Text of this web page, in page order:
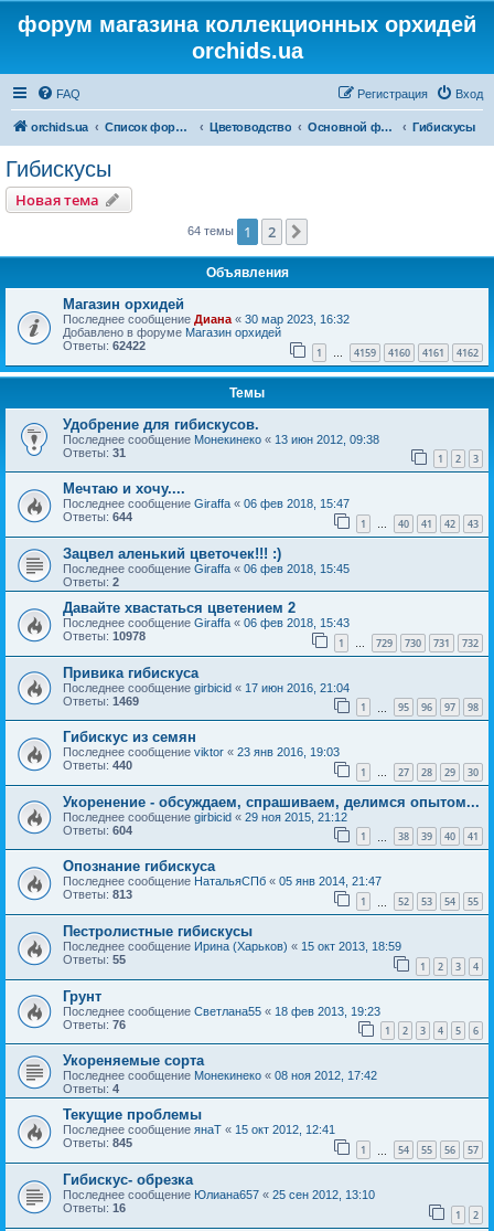
форум магазина коллекционных орхидей
orchids.ua
FAQ Вход
Регистрация
orchids.ua Список форумов Цветоводство Основной форум Гибискусы
Гибискусы
Новая тема
64 темы 1 2
Объявления
Магазин орхидей
Последнее сообщение Диана « 30 мар 2023, 16:32
Добавлено в форуме Магазин орхидей
Ответы: 62422 1 … 4159 4160 4161 4162
Темы
Удобрение для гибискусов.
Последнее сообщение Монекинеко « 13 июн 2012, 09:38
Ответы: 31 1 2 3
Мечтаю и хочу....
Последнее сообщение Giraffa « 06 фев 2018, 15:47
Ответы: 644 1 … 40 41 42 43
Зацвел аленький цветочек!!! :)
Последнее сообщение Giraffa « 06 фев 2018, 15:45
Ответы: 2
Давайте хвастаться цветением 2
Последнее сообщение Giraffa « 06 фев 2018, 15:43
Ответы: 10978 1 … 729 730 731 732
Привика гибискуса
Последнее сообщение girbicid « 17 июн 2016, 21:04
Ответы: 1469 1 95 96 97 98
Гибискус из семян
Последнее сообщение viktor « 23 янв 2016, 19:03
Ответы: 440 1 … 27 28 29 30
Укоренение - обсуждаем, спрашиваем, делимся опытом...
Последнее сообщение girbicid « 29 ноя 2015, 21:12
Ответы: 604 1 38 39 40 41
Опознание гибискуса
Последнее сообщение НатальяСПб « 05 янв 2014, 21:47
Ответы: 813 1 52 53 54 55
Пестролистные гибискусы
Последнее сообщение Ирина (Харьков) « 15 окт 2013, 18:59
Ответы: 55 1 2 3 4
Грунт
Последнее сообщение Светлана55 « 18 фев 2013, 19:23
Ответы: 76 1 2 3 4 5 6
Укореняемые сорта
Последнее сообщение Монекинеко « 08 ноя 2012, 17:42
Ответы: 4
Текущие проблемы
Последнее сообщение янаТ « 15 окт 2012, 12:41
Ответы: 845 1 54 55 56 57
Гибискус- обрезка
Последнее сообщение Юлиана657 « 25 сен 2012, 13:10
Ответы: 16 1 2